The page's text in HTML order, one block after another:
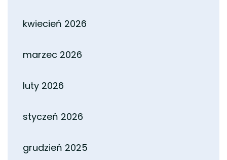
kwiecień 2026
marzec 2026
luty 2026
styczeń 2026
grudzień 2025